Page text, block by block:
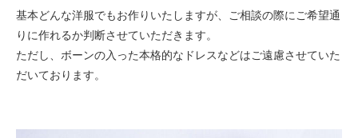
基本どんな洋服でもお作りいたしますが、ご相談の際にご希望通
りに作れるか判断させていただきます。
ただし、ボーンの入った本格的なドレスなどはご遠慮させていた
だいております。